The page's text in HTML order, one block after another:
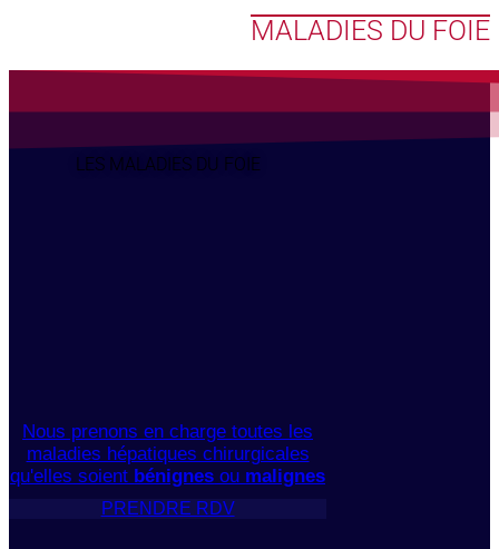
MALADIES DU FOIE
LES MALADIES DU FOIE
Nous prenons en charge toutes les
maladies hépatiques chirurgicales
qu'elles soient bénignes ou malignes
PRENDRE RDV